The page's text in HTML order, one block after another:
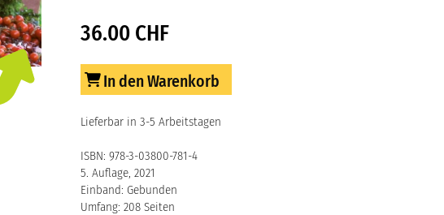
36.00 CHF
In den Warenkorb
Lieferbar in 3-5 Arbeitstagen
ISBN: 978-3-03800-781-4
5. Auflage, 2021
Einband: Gebunden
Umfang: 208 Seiten